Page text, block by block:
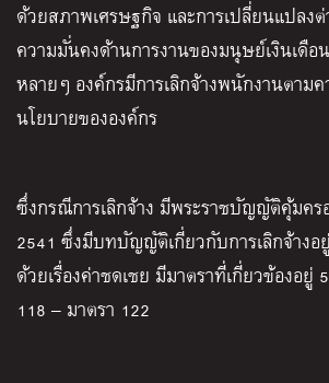
ด้วยสภาพเศรษฐกิจ และการเปลี่ยนแปลง
ความมั่นคงด้านการงานของมนุษย์เงินเดือ
หลายๆ องค์กรมีการเลิกจ้างพนักงานตาม
นโยบายขององค์กร
ซึ่งกรณีการเลิกจ้าง มีพระราชบัญญัติคุ้มคร
2541 ซึ่งมีบทบัญญัติเกี่ยวกับการเลิกจ้างอ
ด้วยเรื่องค่าชดเชย มีมาตราที่เกี่ยวข้องอยู่
118 – มาตรา 122